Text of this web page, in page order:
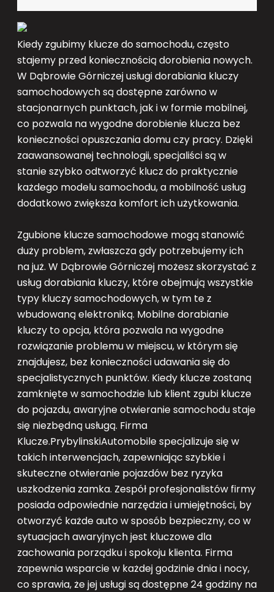
Kiedy zgubimy klucze do samochodu, często
stajemy przed koniecznością dorobienia nowych.
W Dąbrowie Górniczej usługi dorabiania kluczy
samochodowych są dostępne zarówno w
stacjonarnych punktach, jak i w formie mobilnej,
co pozwala na wygodne dorobienie klucza bez
konieczności opuszczania domu czy pracy. Dzięki
zaawansowanej technologii, specjaliści są w
stanie szybko odtworzyć klucz do praktycznie
każdego modelu samochodu, a mobilność usług
dodatkowo zwiększa komfort ich użytkowania.
Zgubione klucze samochodowe mogą stanowić
duży problem, zwłaszcza gdy potrzebujemy ich
na już. W Dąbrowie Górniczej możesz skorzystać z
usług dorabiania kluczy, które obejmują wszystkie
typy kluczy samochodowych, w tym te z
wbudowaną elektroniką. Mobilne dorabianie
kluczy to opcja, która pozwala na wygodne
rozwiązanie problemu w miejscu, w którym się
znajdujesz, bez konieczności udawania się do
specjalistycznych punktów. Kiedy klucze zostaną
zamknięte w samochodzie lub klient zgubi klucze
do pojazdu, awaryjne otwieranie samochodu staje
się niezbędną usługą. Firma
Klucze.PrybylinskiAutomobile specjalizuje się w
takich interwencjach, zapewniając szybkie i
skuteczne otwieranie pojazdów bez ryzyka
uszkodzenia zamka. Zespół profesjonalistów firmy
posiada odpowiednie narzędzia i umiejętności, by
otworzyć każde auto w sposób bezpieczny, co w
sytuacjach awaryjnych jest kluczowe dla
zachowania porządku i spokoju klienta. Firma
zapewnia wsparcie w każdej godzinie dnia i nocy,
co sprawia, że jej usługi są dostępne 24 godziny na